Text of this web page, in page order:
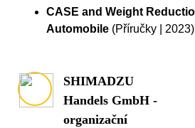
CASE and Weight
Automobile (Příručky | 2023)
SHIMADZU
Handels GmbH -
organizační